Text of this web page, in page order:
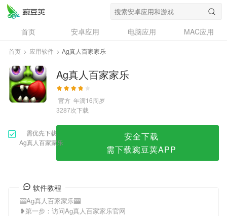
首页 安卓应用 电脑应用
MAC应用
资讯
专题
问答
首页 > 应用软件 > Ag真人百家家乐
Ag真人百家家乐
官方 年满16周岁
3287次下载
需优先下载
Ag真人百家家乐
安全下载
需下载豌豆荚APP
软件教程
🎰Ag真人百家家乐🎰
❥第一步：访问Ag真人百家家乐官网